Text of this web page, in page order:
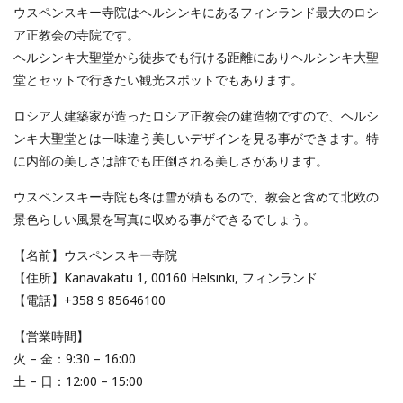
ウスペンスキー寺院はヘルシンキにあるフィンランド最大のロシ
ア正教会の寺院です。
ヘルシンキ大聖堂から徒歩でも行ける距離にありヘルシンキ大聖
堂とセットで行きたい観光スポットでもあります。
ロシア人建築家が造ったロシア正教会の建造物ですので、ヘルシ
ンキ大聖堂とは一味違う美しいデザインを見る事ができます。特
に内部の美しさは誰でも圧倒される美しさがあります。
ウスペンスキー寺院も冬は雪が積もるので、教会と含めて北欧の
景色らしい風景を写真に収める事ができるでしょう。
【名前】ウスペンスキー寺院
【住所】Kanavakatu 1, 00160 Helsinki, フィンランド
【電話】+358 9 85646100
【営業時間】
火 – 金：9:30 – 16:00
土 – 日：12:00 – 15:00